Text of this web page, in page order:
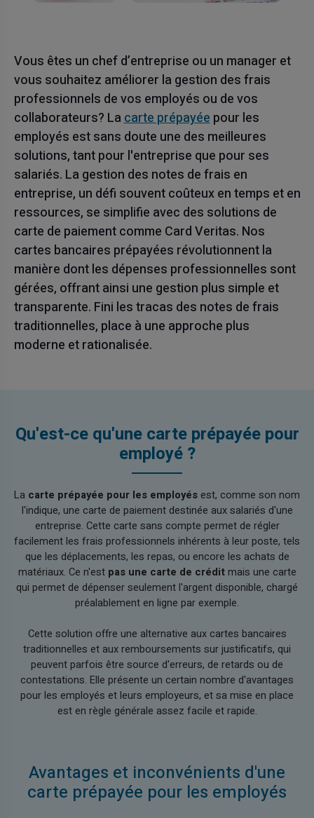
Vous êtes un chef d’entreprise ou un manager et
vous souhaitez améliorer la gestion des frais
professionnels de vos employés ou de vos
collaborateurs? Lacarte prépayéepour les
employés est sans doute une des meilleures
solutions, tant pour l'entreprise que pour ses
salariés. La gestion des notes de frais en
entreprise, un défi souvent coûteux en temps et en
ressources, se simplifie avec des solutions de
carte de paiement comme Card Veritas. Nos
cartes bancaires prépayées révolutionnent la
manière dont les dépenses professionnelles sont
gérées, offrant ainsi une gestion plus simple et
transparente. Fini les tracas des notes de frais
traditionnelles, place à une approche plus
moderne et rationalisée.
Qu'est-ce qu'une carte prépayée pour
employé ?
La carte prépayée pour les employésest, comme son nom
l'indique, une carte de paiement destinée aux salariés d'une
entreprise. Cette carte sans compte permet de régler
facilement les frais professionnels inhérents à leur poste, tels
que les déplacements, les repas, ou encore les achats de
matériaux. Ce n'est pas une carte de créditmais une carte
qui permet de dépenser seulement l'argent disponible, chargé
préalablement en ligne par exemple.
Cette solution offre une alternative aux cartes bancaires
traditionnelles et aux remboursements sur justificatifs, qui
peuvent parfois être source d'erreurs, de retards ou de
contestations. Elle présente un certain nombre d'avantages
pour les employés et leurs employeurs, et sa mise en place
est en règle générale assez facile et rapide.
Avantages et inconvénients d'une
carte prépayée pour les employés